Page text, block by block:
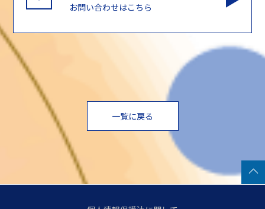
お問い合わせはこちら
一覧に戻る